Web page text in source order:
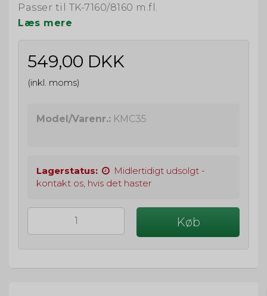
Passer til TK-7160/8160 m.fl.
Læs mere
549,00 DKK
(inkl. moms)
Model/Varenr.: KMC35
Lagerstatus:
Midlertidigt udsolgt -
kontakt os, hvis det haster
Køb